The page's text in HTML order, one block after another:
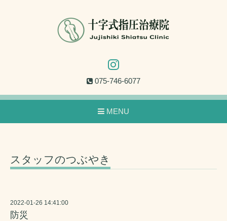
075-746-6077
MENU
スタッフのつぶやき
2022-01-26 14:41:00
防災